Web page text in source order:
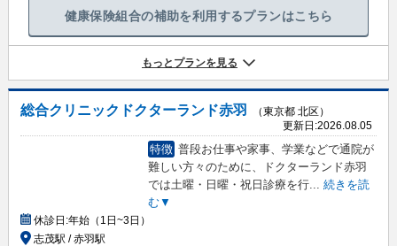
健康保険組合の補助を利用するプランはこちら
もっとプランを見る
総合クリニックドクターランド赤羽
（東京都 北区）
更新日:2026.08.05
特徴 普段お仕事や家事、学業などで通院が
難しい方々のために、ドクターランド赤羽
では土曜・日曜・祝日診療を行...
続きを読
む▼
休診日:年始（1日~3日）
志茂駅 / 赤羽駅